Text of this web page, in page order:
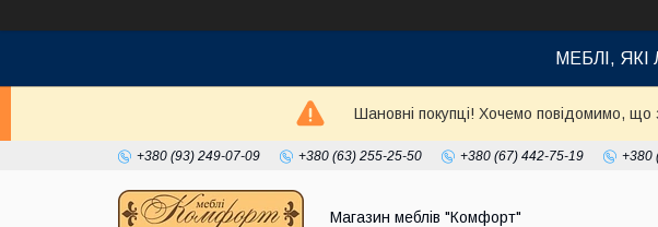
МЕБЛІ,
Шановні покупці! Хочемо повідомимо, що
+380 (93) 249-07-09 +380 (63) 255-25-50 +380 (67) 442-75-19 +380
Магазин меблів "Комфорт"